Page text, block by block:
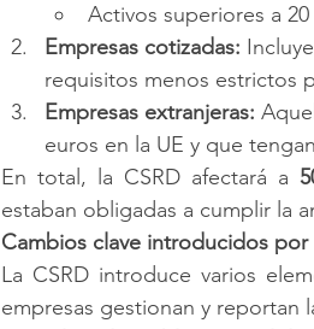
Activos superiores a
Empresas cotizadas:
requisitos menos estrictos
Empresas extranjeras:
euros en la UE y que
En total, la CSRD afectará a
estaban obligadas a cumplir la
Cambios clave introducidos por
La CSRD introduce varios
empresas gestionan y reportan